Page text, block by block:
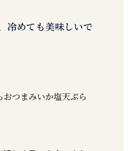
冷めても美味しいで
つまみいか塩天ぷら